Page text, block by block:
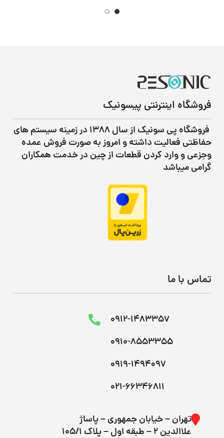
فروشگاه اینترنتی پیسونیک
فروشگاه پی سونیک از سال ۱۳۸۸ در زمینه سیستم های
حفاظتی فعالیت داشته و امروز به صورت فروش عمده
وجزعی و وارد کردن قطعات از چین در خدمت همکاران
گرامی میباشد
تماس با ما
0912-1483357
0910-8553355
0919-1494097
021-66346811
تهران – خیابان جمهوری – پاساژ
علاالدین ۲ – طبقه اول – پلاک 105/1